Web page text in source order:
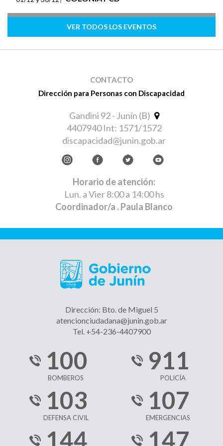
VER TODOS LOS EVENTOS
CONTACTO
Dirección para Personas con Discapacidad
Gandini 92 - Junín (B)
4407940 Int: 1571/1572
discapacidad@junin.gob.ar
Horario de atención:
Lun. a Vier 8:00 a 14:00 hs
Coordinador/a . Paula Blanco
Dirección: Bto. de Miguel 5
atencionciudadana@junin.gob.ar
Tel. +54-236-4407900
100
BOMBEROS
911
POLICÍA
103
DEFENSA CIVIL
107
EMERGENCIAS
144 147